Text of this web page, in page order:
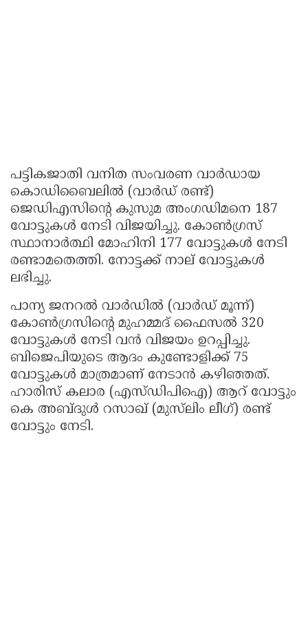
പട്ടികജാതി വനിത സംവരണ വാർഡായ
കൊഡിബൈലിൽ (വാർഡ് രണ്ട്)
ജെഡിഎസിൻ്റെ കുസുമ അംഗഡിമനെ 187
വോട്ടുകൾ നേടി വിജയിച്ചു. കോൺഗ്രസ്
സ്ഥാനാർത്ഥി മോഹിനി 177 വോട്ടുകൾ നേടി
രണ്ടാമതെത്തി. നോട്ടക്ക് നാല് വോട്ടുകൾ
ലഭിച്ചു.
പാന്യ ജനറൽ വാർഡിൽ (വാർഡ് മൂന്ന്)
കോൺഗ്രസിൻ്റെ മുഹമ്മദ് ഫൈസൽ 320
വോട്ടുകൾ നേടി വൻ വിജയം ഉറപ്പിച്ചു.
ബിജെപിയുടെ ആദം കുണ്ടോളിക്ക് 75
വോട്ടുകൾ മാത്രമാണ് നേടാൻ കഴിഞ്ഞത്.
ഹാരിസ് കലാര (എസ്ഡിപിഐ) ആറ് വോട്ടും
കെ അബ്ദുൾ റസാഖ് (മുസ്‌ലിം ലീഗ്) രണ്ട്
വോട്ടും നേടി.